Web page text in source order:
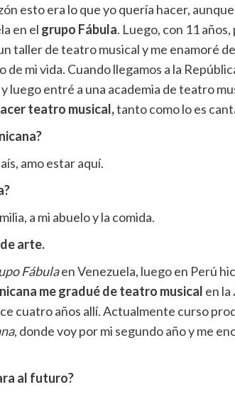
esto era lo que yo quería hacer,
en el grupo Fábula. Luego, con 11
taller de teatro musical y me enamoré
de mi vida. Cuando llegamos a la
luego entré a una academia de teatro
teatro musical,tanto como lo es
amo estar aquí.
a mi abuelo y la comida.
arte.
Fábulaen Venezuela, luego en Perú
me gradué de teatro musical en la
cuatro años allí. Actualmente curso
, donde voy por mi segundo año y me
al futuro?